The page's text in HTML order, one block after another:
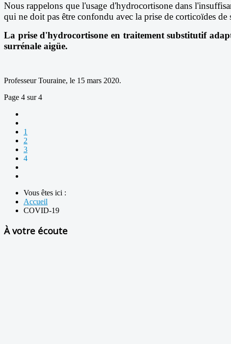
Nous rappelons que l'usage d'hydrocortisone dans
qui ne doit pas être confondu avec la prise de corticoïdes
La prise d'hydrocortisone en traitement substitutif
surrénale aigüe.
Professeur Touraine, le 15 mars 2020.
Page 4 sur 4
1
2
3
4
Vous êtes ici :
Accueil
COVID-19
À votre écoute